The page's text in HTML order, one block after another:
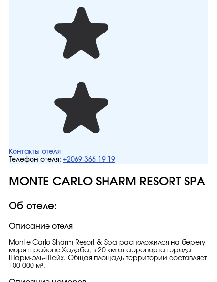
Контакты отеля
Телефон отеля: +2069 366 19 19
MONTE CARLO SHARM RESORT SPA
Об отеле:
Описание отеля
Monte Carlo Sharm Resort & Spa расположился на берегу
моря в районе Хадаба, в 20 км от аэропорта города
Шарм-эль-Шейх. Общая площадь территории составляет
100 000 м².